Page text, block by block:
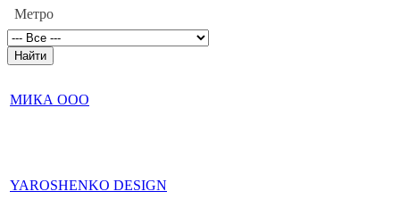
Метро
МИКА ООО
YAROSHENKO DESIGN